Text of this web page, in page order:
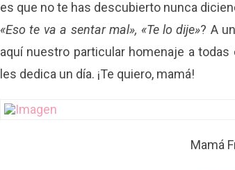
es que no te has descubierto nunca
«Eso te va a sentar mal», «Te lo dije»? A
aquí nuestro particular homenaje a
les dedica un día. ¡Te quiero, mamá!
Mamá